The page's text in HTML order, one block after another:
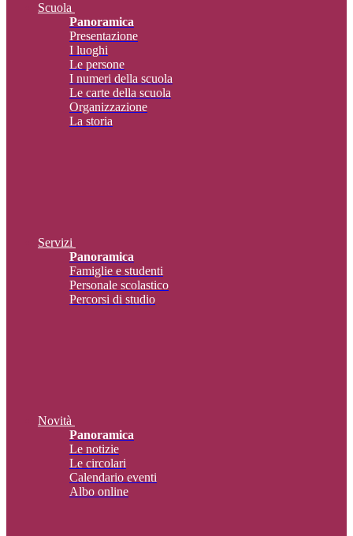
Scuola
Panoramica
Presentazione
I luoghi
Le persone
I numeri della scuola
Le carte della scuola
Organizzazione
La storia
Servizi
Panoramica
Famiglie e studenti
Personale scolastico
Percorsi di studio
Novità
Panoramica
Le notizie
Le circolari
Calendario eventi
Albo online